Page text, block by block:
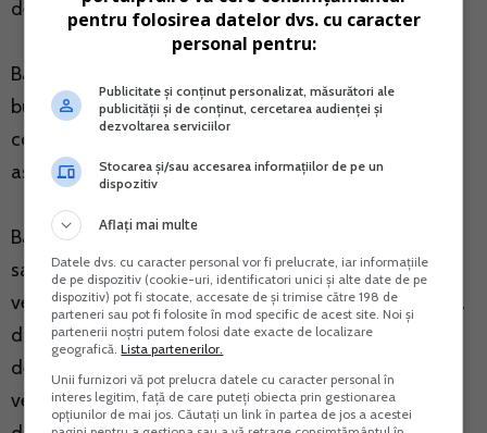
de venit.
Baza de calcul a impozitului din cedarea folosintei
bunurilor o reprezinta diferenta dintre venitul brut,
cota de cheltuieli forfetare de 40% si contributia de
asigurari de sanatate.
Baza lunara de calcul a contributiei de asigurari de
sanatate pentru persoanele fizice care realizeaza
venituri din cedarea folosintei bunurilor este diferenta
dintre venitul brut si cheltuiala deductibila
determinata prin aplicarea cotei de 40%asupra
venitului brut, nu poate fi mai mare decat valoarea a
pentru folosirea datelor dvs. cu caracter
personal pentru:
Publicitate și conținut personalizat, măsurători ale
publicității și de conținut, cercetarea audienței și
dezvoltarea serviciilor
Stocarea și/sau accesarea informațiilor de pe un
dispozitiv
Aflați mai multe
Datele dvs. cu caracter personal vor fi prelucrate, iar informațiile
de pe dispozitiv (cookie-uri, identificatori unici și alte date de pe
dispozitiv) pot fi stocate, accesate de și trimise către 198 de
parteneri sau pot fi folosite în mod specific de acest site. Noi și
partenerii noștri putem folosi date exacte de localizare
geografică.Lista partenerilor.
Unii furnizori vă pot prelucra datele cu caracter personal în
interes legitim, față de care puteți obiecta prin gestionarea
opțiunilor de mai jos. Căutați un link în partea de jos a acestei